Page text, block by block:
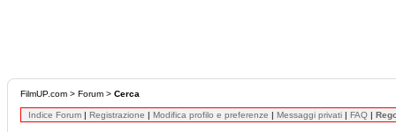
FilmUP.com > Forum > Cerca
Indice Forum | Registrazione | Modifica profilo e preferenze | Messaggi privati | FAQ |